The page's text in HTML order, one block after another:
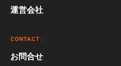
運営会社
CONTACT :
お問合せ